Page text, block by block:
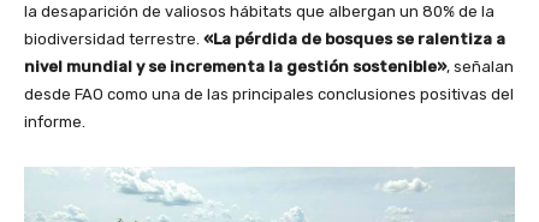
la desaparición de valiosos hábitats que albergan un 80% de la
biodiversidad terrestre. «La pérdida de bosques se ralentiza a
nivel mundial y se incrementa la gestión sostenible», señalan
desde FAO como una de las principales conclusiones positivas del
informe.